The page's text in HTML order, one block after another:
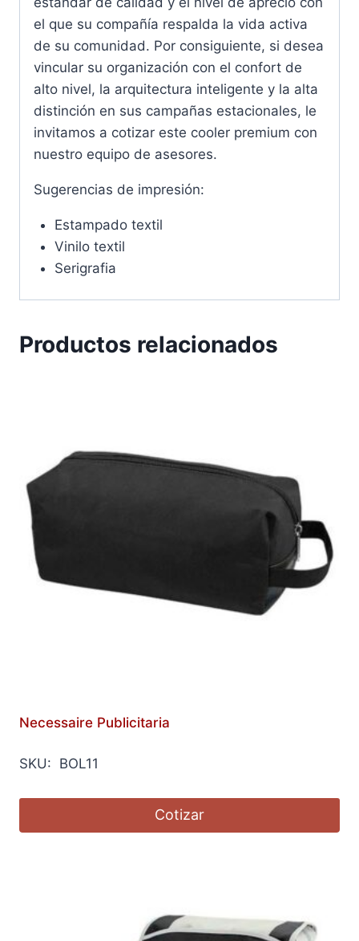
el que su compañía respalda la vida activa
de su comunidad. Por consiguiente, si desea
vincular su organización con el confort de
alto nivel, la arquitectura inteligente y la alta
distinción en sus campañas estacionales, le
invitamos a cotizar este cooler premium con
nuestro equipo de asesores.
Sugerencias de impresión:
Estampado textil
Vinilo textil
Serigrafia
Productos relacionados
Necessaire Publicitaria
SKU: BOL11
Cotizar